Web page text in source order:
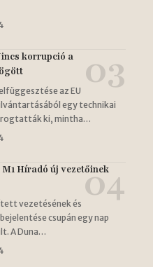
korrupció a
az EU
egy technikai
ki, mintha…
Híradó új vezetőinek
vezetésének és
csupán egy nap
A Duna…